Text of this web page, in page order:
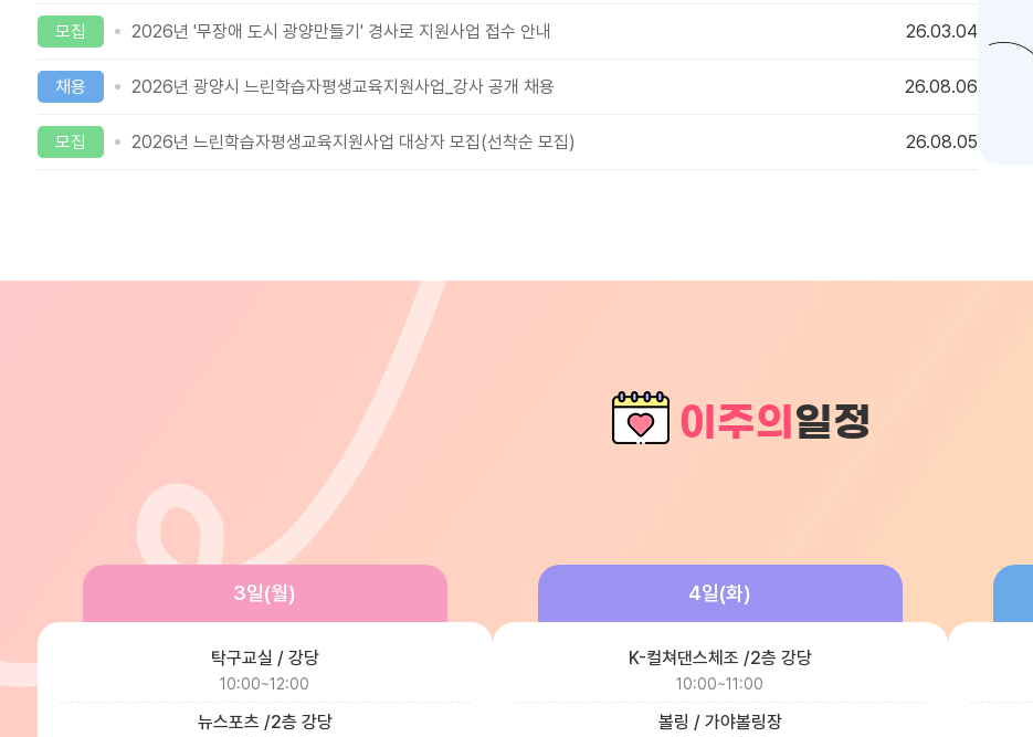
모집 2026년 '무장애 도시 광양만들기' 경사로 지원사업 접수 안내 26.03.04
채용 2026년 광양시 느린학습자평생교육지원사업_강사 공개 채용 26.08.06
모집 2026년 느린학습자평생교육지원사업 대상자 모집(선착순 모집) 26.08.05
이주의 일정
3일(월)
탁구교실 / 강당
10:00~12:00
뉴스포츠 /2층 강당
4일(화)
K-컬쳐댄스체조 /2층 강당
10:00~11:00
볼링 / 가야볼링장